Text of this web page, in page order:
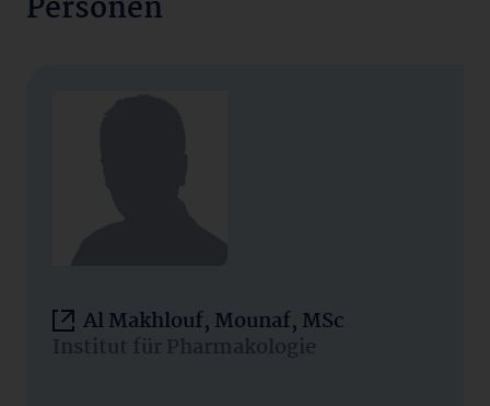
Personen
Al Makhlouf, Mounaf, MSc
Institut für Pharmakologie